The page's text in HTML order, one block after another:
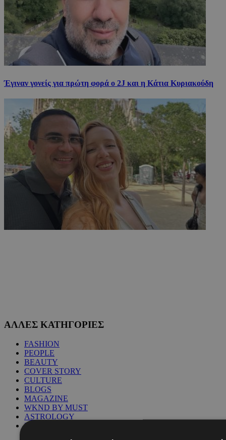
Έγιναν γονείς για πρώτη φορά ο 2J και η Κάτια Κυριακούδη
ΑΛΛΕΣ ΚΑΤΗΓΟΡΙΕΣ
FASHION
PEOPLE
BEAUTY
COVER STORY
CULTURE
BLOGS
MAGAZINE
WKND BY MUST
ASTROLOGY
ΓΕΝΙΚΕΣ ΠΛΗΡΟΦΟΡΙΕΣ